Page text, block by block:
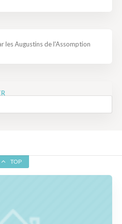
les Augustins de l'Assomption
TOP